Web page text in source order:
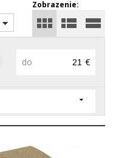
Zobrazenie:
do €